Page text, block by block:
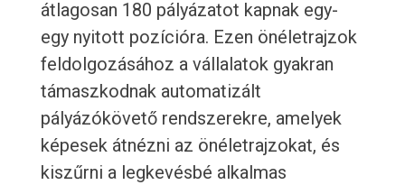
átlagosan 180 pályázatot kapnak egy-
egy nyitott pozícióra. Ezen önéletrajzok
feldolgozásához a vállalatok gyakran
támaszkodnak automatizált
pályázókövető rendszerekre, amelyek
képesek átnézni az önéletrajzokat, és
kiszűrni a legkevésbé alkalmas